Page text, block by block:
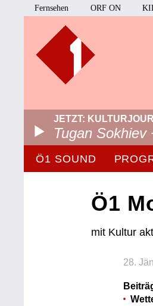
Fernsehen ORF ON
JETZT:
Tugan
Ö1 SOUND
Ö1
mit Kultur
28.